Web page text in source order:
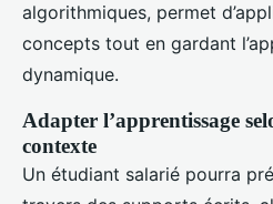
algorithmiques, permet
concepts tout en gardant
dynamique.
Adapter l’apprentissage
contexte
Un étudiant salarié pourra